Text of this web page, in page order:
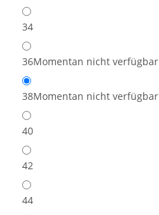
34
36Momentan nicht verfügbar
38Momentan nicht verfügbar
40
42
44